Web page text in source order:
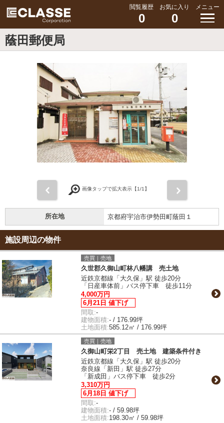
閲覧履歴
0
お気に入り
0
メニュー
蔭田郵便局
画像タップで拡大表示【1/1】
所在地 京都府宇治市伊勢田町蔭田１
施設周辺の物件
売買｜売地
久世郡久御山町林八幡講 売土地
近鉄京都線「大久保」駅 徒歩20分
「日産車体前」バス停下車 徒歩11分
4,000万円
6月21日 値下げ
間取:-
建物面積:- / 176.99坪
土地面積:585.12㎡ / 176.99坪
売買｜売地
久御山町栄2丁目 売土地 建築条件付き
近鉄京都線「大久保」駅 徒歩20分
奈良線「新田」駅 徒歩27分
「新成田」バス停下車 徒歩2分
3,310万円
6月18日 値下げ
間取:-
建物面積:- / 59.98坪
土地面積:198.30㎡ / 59.98坪